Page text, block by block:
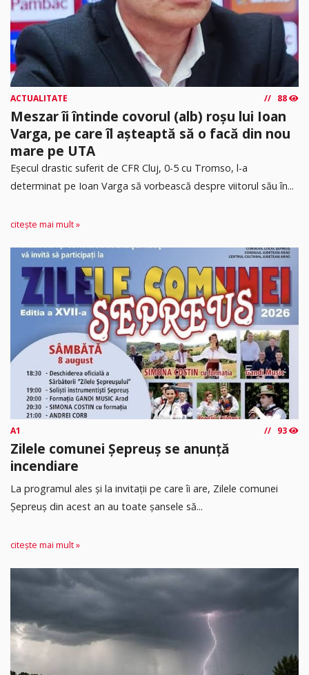
ACTUALITATE 88
Meszar îi întinde covorul (alb) roșu lui Ioan
Varga, pe care îl așteaptă să o facă din nou
mare pe UTA
Eșecul drastic suferit de CFR Cluj, 0-5 cu Tromso, l-a
determinat pe Ioan Varga să vorbească despre viitorul său în...
citește mai mult »
A1 93
Zilele comunei Șepreuș se anunță
incendiare
La programul ales și la invitații pe care îi are, Zilele comunei
Șepreuș din acest an au toate șansele să...
citește mai mult »